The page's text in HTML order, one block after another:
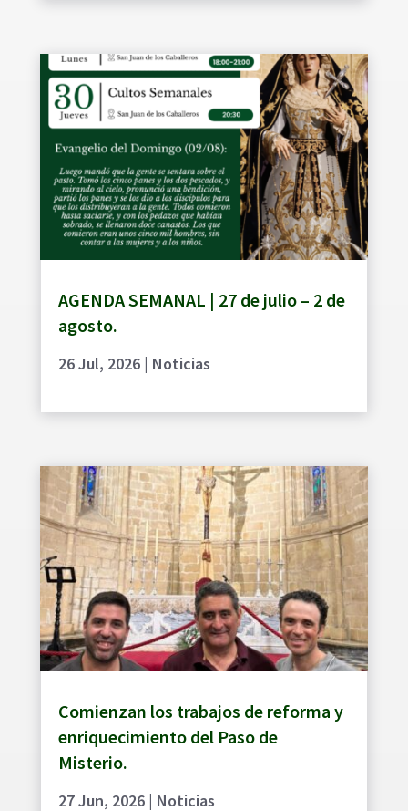
AGENDA SEMANAL | 27 de julio – 2 de
agosto.
26 Jul, 2026| Noticias
Comienzan los trabajos de reforma y
enriquecimiento del Paso de
Misterio.
27 Jun, 2026| Noticias